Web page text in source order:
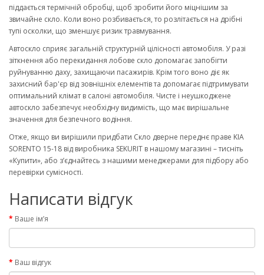
піддається термічній обробці, щоб зробити його міцнішим за
звичайне скло. Коли воно розбивається, то розлітається на дрібні
тупі осколки, що зменшує ризик травмування.
Автоскло сприяє загальній структурній цілісності автомобіля. У разі
зіткнення або перекидання лобове скло допомагає запобігти
руйнуванню даху, захищаючи пасажирів. Крім того воно діє як
захисний бар'єр від зовнішніх елементів та допомагає підтримувати
оптимальний клімат в салоні автомобіля. Чисте і неушкоджене
автоскло забезпечує необхідну видимість, що має вирішальне
значення для безпечного водіння.
Отже, якщо ви вирішили придбати Скло дверне переднє праве KIA
SORENTO 15-18 від виробника SEKURIT в нашому магазині – тисніть
«Купити», або з’єднайтесь з нашими менеджерами для підбору або
перевірки сумісності.
Написати відгук
Ваше ім’я
Ваш відгук